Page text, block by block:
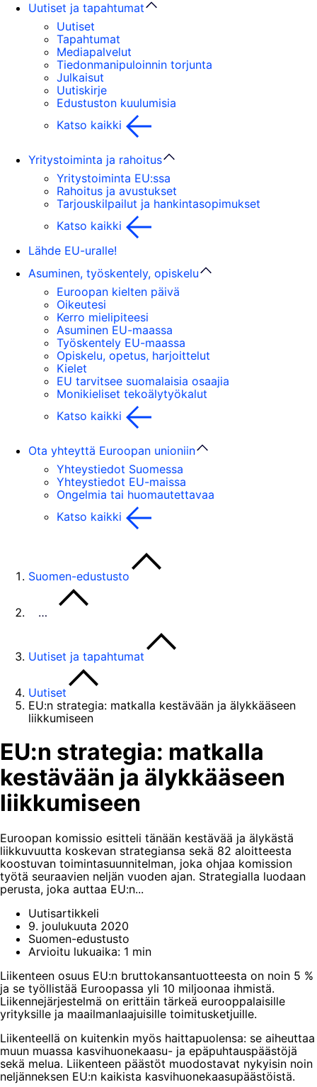
Uutiset ja tapahtumat
Uutiset
Tapahtumat
Mediapalvelut
Tiedonmanipuloinnin torjunta
Julkaisut
Uutiskirje
Edustuston kuulumisia
Katso kaikki
Yritystoiminta ja rahoitus
Yritystoiminta EU:ssa
Rahoitus ja avustukset
Tarjouskilpailut ja hankintasopimukset
Katso kaikki
Lähde EU-uralle!
Asuminen, työskentely, opiskelu
Euroopan kielten päivä
Oikeutesi
Kerro mielipiteesi
Asuminen EU-maassa
Työskentely EU-maassa
Opiskelu, opetus, harjoittelut
Kielet
EU tarvitsee suomalaisia osaajia
Monikieliset tekoälytyökalut
Katso kaikki
Ota yhteyttä Euroopan unioniin
Yhteystiedot Suomessa
Yhteystiedot EU-maissa
Ongelmia tai huomautettavaa
Katso kaikki
Suomen-edustusto
…
Uutiset ja tapahtumat
Uutiset
EU:n strategia: matkalla kestävään ja älykkääseen
liikkumiseen
EU:n strategia: matkalla
kestävään ja älykkääseen
liikkumiseen
Euroopan komissio esitteli tänään kestävää ja älykästä
liikkuvuutta koskevan strategiansa sekä 82 aloitteesta
koostuvan toimintasuunnitelman, joka ohjaa komission
työtä seuraavien neljän vuoden ajan. Strategialla luodaan
perusta, joka auttaa EU:n...
Uutisartikkeli
9. joulukuuta 2020
Suomen-edustusto
Arvioitu lukuaika: 1 min
Liikenteen osuus EU:n bruttokansantuotteesta on noin 5 %
ja se työllistää Euroopassa yli 10 miljoonaa ihmistä.
Liikennejärjestelmä on erittäin tärkeä eurooppalaisille
yrityksille ja maailmanlaajuisille toimitusketjuille.
Liikenteellä on kuitenkin myös haittapuolensa: se aiheuttaa
muun muassa kasvihuonekaasu- ja epäpuhtauspäästöjä
sekä melua. Liikenteen päästöt muodostavat nykyisin noin
neljänneksen EU:n kaikista kasvihuonekaasupäästöistä.